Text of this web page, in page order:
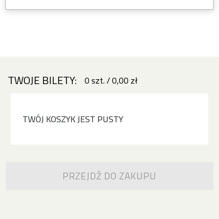
TWOJE BILETY: 0szt./0,00 zł
TWÓJ KOSZYK JEST PUSTY
PRZEJDŹ DO ZAKUPU